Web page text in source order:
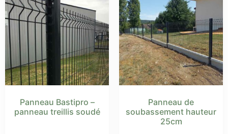
Panneau Bastipro –
panneau treillis soudé
Panneau de
soubassement hauteur
25cm